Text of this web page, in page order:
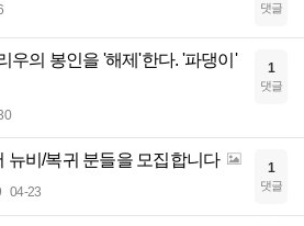
댓글
우의 봉인을 '해제'한다. '파댕이'
1
댓글
뉴비/복귀 분들을 모집합니다
04-23
1
댓글